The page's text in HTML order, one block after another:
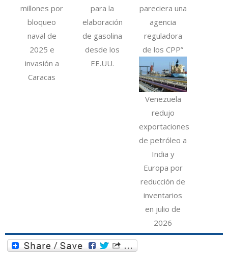
millones por
bloqueo
naval de
2025 e
invasión a
Caracas
para la
elaboración
de gasolina
desde los
EE.UU.
pareciera una
agencia
reguladora
de los CPP”
Venezuela
redujo
exportaciones
de petróleo a
India y
Europa por
reducción de
inventarios
en julio de
2026